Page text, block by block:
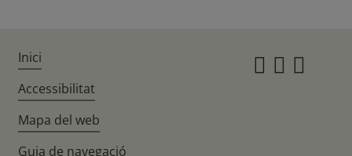
Inici
Accessibilitat
Mapa del web
Guia de navegació